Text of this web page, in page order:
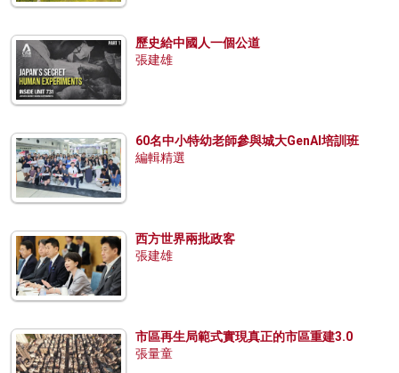
歷史給中國人一個公道
張建雄
60名中小特幼老師參與城大GenAI培訓班
編輯精選
西方世界兩批政客
張建雄
市區再生局範式實現真正的市區重建3.0
張量童